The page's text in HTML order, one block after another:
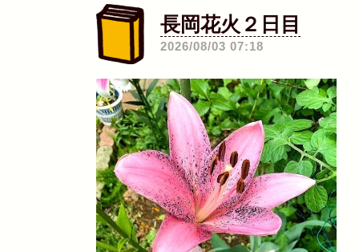
長岡花火２日目
2026/08/03 07:18